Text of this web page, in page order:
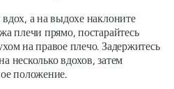
а на выдохе наклоните
плечи прямо, постарайтесь
на правое плечо. Задержитесь
несколько вдохов, затем
положение.